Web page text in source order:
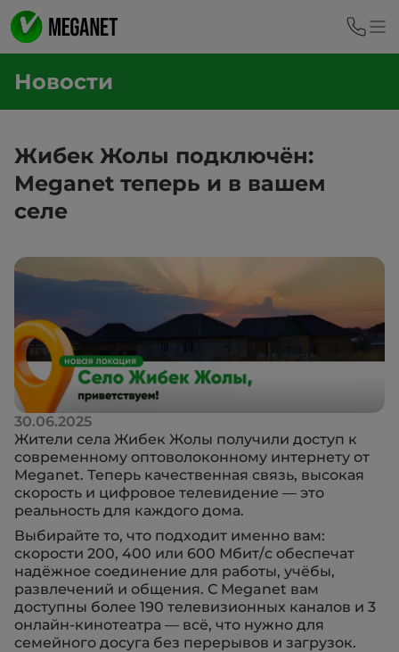
Новости
Жибек Жолы подключён:
Meganet теперь и в вашем
селе
30.06.2025
Жители села Жибек Жолы получили доступ к
современному оптоволоконному интернету от
Meganet. Теперь качественная связь, высокая
скорость и цифровое телевидение — это
реальность для каждого дома.
Выбирайте то, что подходит именно вам:
скорости 200, 400 или 600 Мбит/с обеспечат
надёжное соединение для работы, учёбы,
развлечений и общения. С Meganet вам
доступны более 190 телевизионных каналов и 3
онлайн-кинотеатра — всё, что нужно для
семейного досуга без перерывов и загрузок.